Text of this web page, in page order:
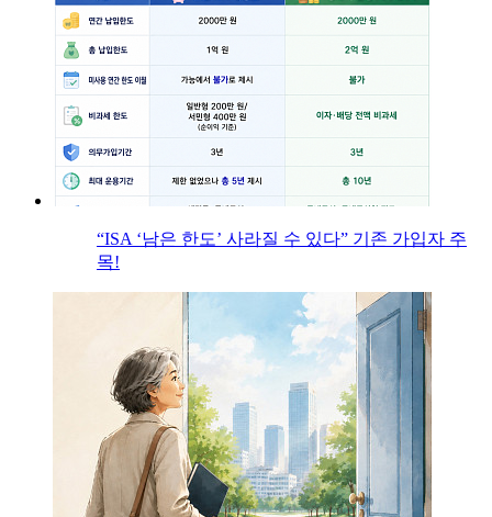
“ISA ‘남은 한도’ 사라질 수 있다” 기존 가입자 주
목!